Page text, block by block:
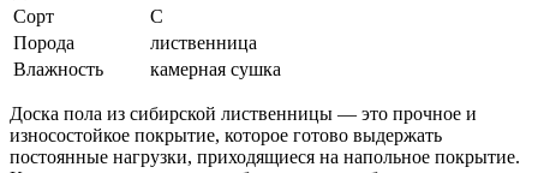
Сорт
С
Порода
лиственница
Влажность
камерная сушка
Доска пола из сибирской лиственницы — это прочное и
износостойкое покрытие, которое готово выдержать
постоянные нагрузки, приходящиеся на напольное покрытие.